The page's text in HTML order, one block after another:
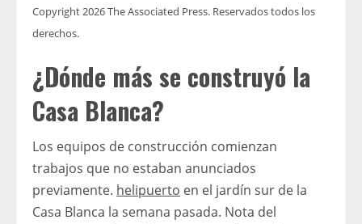
Copyright 2026 The Associated Press. Reservados todos los
derechos.
¿Dónde más se construyó la
Casa Blanca?
Los equipos de construcción comienzan
trabajos que no estaban anunciados
previamente. helipuerto en el jardín sur de la
Casa Blanca la semana pasada. Nota del